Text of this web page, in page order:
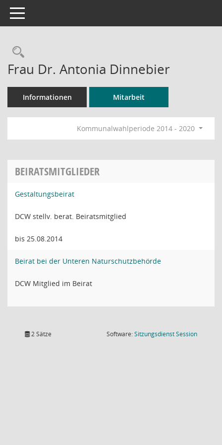
Toggle navigation
Rechercheauswahl
Frau Dr. Antonia Dinnebier
Informationen Mitarbeit
Kommunalwahlperiode 2014 - 2020
BEIRATSMITGLIEDER
Gestaltungsbeirat
DCW stellv. berat. Beiratsmitglied
bis 25.08.2014
Beirat bei der Unteren Naturschutzbehörde
DCW Mitglied im Beirat
2 Sätze Software:SitzungsdienstSession(Wird in